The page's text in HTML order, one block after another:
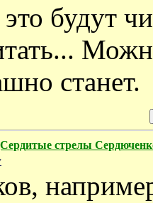
будут
станет.
стрелы